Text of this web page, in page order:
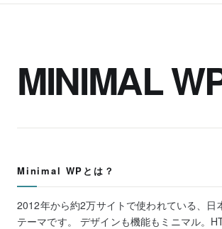
MINIMAL
Minimal WPとは？
2012年から約2万サイトで使われている、日
テーマです。 デザインも機能もミニマル。